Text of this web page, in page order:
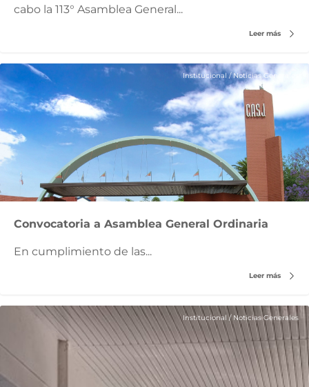
cabo la 113° Asamblea General...
Leer más
Institucional / Noticias Generales
Convocatoria a Asamblea General Ordinaria
En cumplimiento de las...
Leer más
Institucional / Noticias Generales